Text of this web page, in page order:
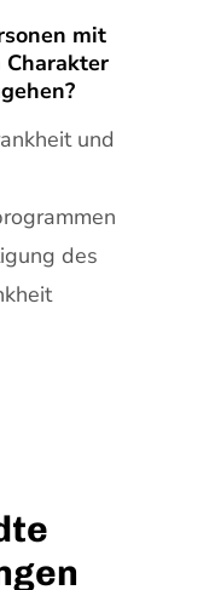
mit
und
des